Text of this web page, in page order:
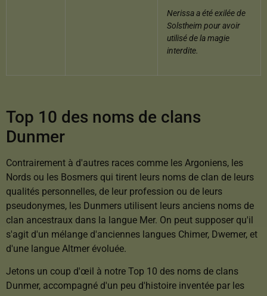
Nerissa a été exilée de
Solstheim pour avoir
utilisé de la magie
interdite.
Top 10 des noms de clans
Dunmer
Contrairement à d'autres races comme les Argoniens, les
Nords ou les Bosmers qui tirent leurs noms de clan de leurs
qualités personnelles, de leur profession ou de leurs
pseudonymes, les Dunmers utilisent leurs anciens noms de
clan ancestraux dans la langue Mer. On peut supposer qu'il
s'agit d'un mélange d'anciennes langues Chimer, Dwemer, et
d'une langue Altmer évoluée.
Jetons un coup d'œil à notre Top 10 des noms de clans
Dunmer, accompagné d'un peu d'histoire inventée par les